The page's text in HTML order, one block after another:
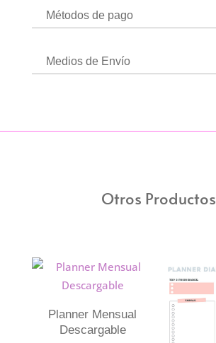
Métodos de pago
Medios de Envío
Otros Productos
Planner Mensual
Descargable